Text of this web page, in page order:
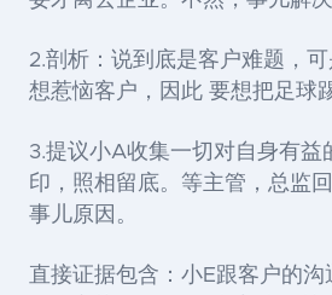
2.剖析：说到底是客户难题，
想惹恼客户，因此 要想把足球
3.提议小A收集一切对自身有益
印，照相留底。等主管，总监
事儿原因。
直接证据包含：小E跟客户的沟